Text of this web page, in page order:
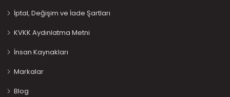
İptal, Değişim ve İade Şartları
KVKK Aydınlatma Metni
İnsan Kaynakları
Markalar
Blog